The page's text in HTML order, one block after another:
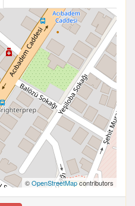
©OpenStreetMapcontributors